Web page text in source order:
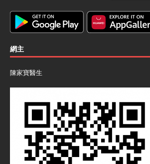
網主
陳家寶醫生